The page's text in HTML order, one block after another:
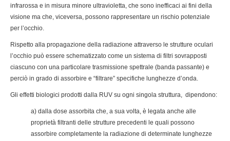
infrarossa e in misura minore ultravioletta, che sono inefficaci ai fini della
visione ma che, viceversa, possono rappresentare un rischio potenziale
per l’occhio.
Rispetto alla propagazione della radiazione attraverso le strutture oculari
l’occhio può essere schematizzato come un sistema di filtri sovrapposti
ciascuno con una particolare trasmissione spettrale (banda passante) e
perciò in grado di assorbire e “filtrare” specifiche lunghezze d’onda.
Gli effetti biologici prodotti dalla RUV su ogni singola struttura, dipendono:
a) dalla dose assorbita che, a sua volta, è legata anche alle
proprietà filtranti delle strutture precedenti le quali possono
assorbire completamente la radiazione di determinate lunghezze